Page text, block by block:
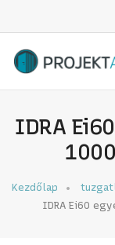
IDRA
Kezdőlap
IDRA Ei60